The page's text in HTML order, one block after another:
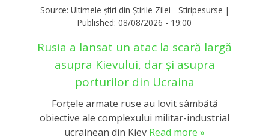
Source: Ultimele știri din Știrile Zilei - Stiripesurse |
Published: 08/08/2026 - 19:00
Rusia a lansat un atac la scară largă
asupra Kievului, dar și asupra
porturilor din Ucraina
Forţele armate ruse au lovit sâmbătă
obiective ale complexului militar-industrial
ucrainean din Kiev Read more »